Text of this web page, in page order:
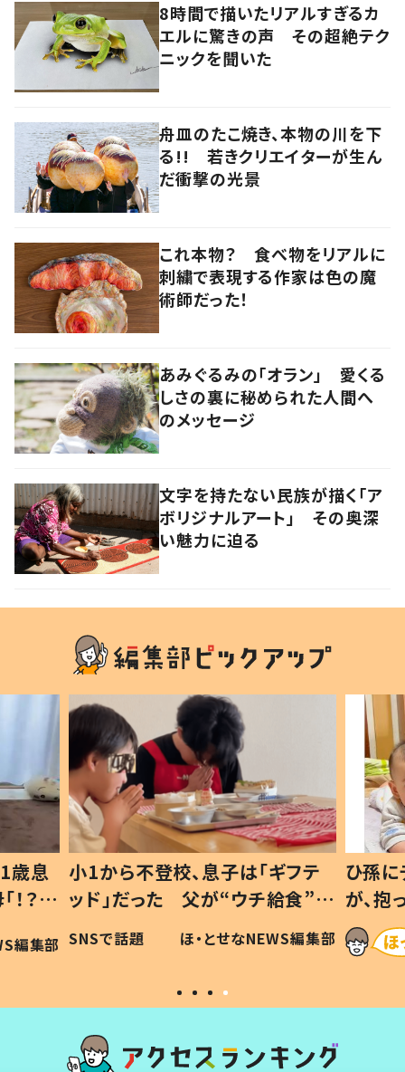
8時間で描いたリアルすぎるカ
エルに驚きの声 その超絶テク
ニックを聞いた
舟皿のたこ焼き、本物の川を下
る!! 若きクリエイターが生ん
だ衝撃の光景
これ本物？ 食べ物をリアルに
刺繍で表現する作家は色の魔
術師だった！
あみぐるみの「オラン」 愛くる
しさの裏に秘められた人間へ
のメッセージ
文字を持たない民族が描く「ア
ボリジナルアート」 その奥深
い魅力に迫る
歳息
？」
編集部
小1から不登校、息子は「ギフテ
ッド」だった 父が“ウチ給食”を
作り続ける理由とは #令和の親
#令和の子
SNSで話題 ほ・とせなNEWS編集部
ひ孫
が、
「涙が
い」